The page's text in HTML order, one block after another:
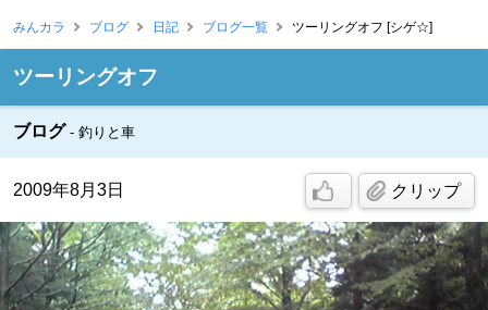
みんカラ ブログ 日記 ブログ一覧 ツーリングオフ [シゲ☆]
ツーリングオフ
ブログ 釣りと車
2009年8月3日 クリップ